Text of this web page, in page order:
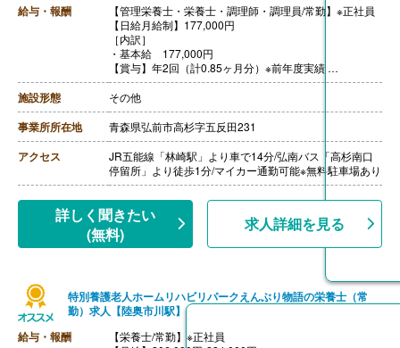
給与・報酬
【管理栄養士・栄養士・調理師・調理員/常勤】※正社員
【日給月給制】177,000円
［内訳］
・基本給 177,000円
【賞与】年2回（計0.85ヶ月分）※前年度実績
【通勤手当】あり（上限24,500円/月）
【昇給】あり （1月あたり2,000円‐4,400円）※前年度実
績
【退職金】あり※勤続3年以上
施設形態 その他
事業所所在地 青森県弘前市高杉字五反田231
アクセス
JR五能線「林崎駅」より車で14分/弘南バス「高杉南口
停留所」より徒歩1分/マイカー通勤可能※無料駐車場あり
詳しく聞きたい
(無料)
求人詳細を見る
特別養護老人ホームリハビリパークえんぶり物語の栄養士（常
勤）求人【陸奥市川駅】
給与・報酬
【栄養士/常勤】※正社員